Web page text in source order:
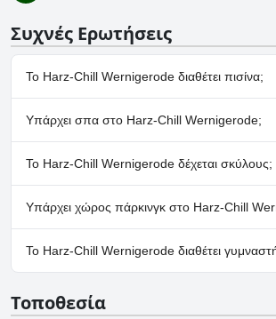
Συχνές Ερωτήσεις
Το Harz-Chill Wernigerode διαθέτει πισίνα;
Όχι, το Harz-Chill Wernigerode δεν διαθέτει
Υπάρχει σπα στο Harz-Chill Wernigerode;
Όχι, το Harz-Chill Wernigerode δεν διαθέτει
Το Harz-Chill Wernigerode δέχεται σκύλους;
Όχι, το Harz-Chill Wernigerode δεν δέχεται
Υπάρχει χώρος πάρκινγκ στο Harz-Chill
Ναι, υπάρχουν εγκαταστάσεις πάρκινγκ στο
Wernigerode.
Το Harz-Chill Wernigerode διαθέτει
Τοποθεσία